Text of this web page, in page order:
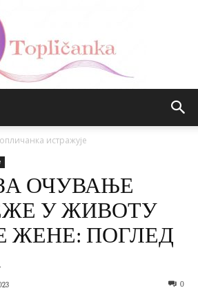
истражује
ОЧУВАЊЕ
У ЖИВОТУ
ЖЕНЕ: ПОГЛЕД
0